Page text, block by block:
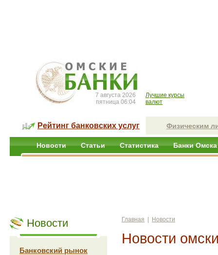
7 августа 2026
пятница 06:04
Лучшие курсы
валют
Рейтинг банковских услуг Физическим
Новости Статьи Статистика Банки Омска
Новости
Банковский рынок
Главная Новости
Новости